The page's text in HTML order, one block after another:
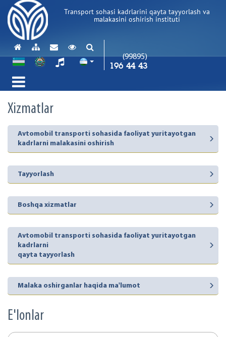
Transport sohasi kadrlarini qayta tayyorlash va
malakasini oshirish instituti
(99895)
196 44 43
Xizmatlar
Avtomobil transporti sohasida faoliyat yuritayotgan
kadrlarni malakasini oshirish
Tayyorlash
Boshqa xizmatlar
Avtomobil transporti sohasida faoliyat yuritayotgan
kadrlarni
qayta tayyorlash
Malaka oshirganlar haqida ma'lumot
E'lonlar